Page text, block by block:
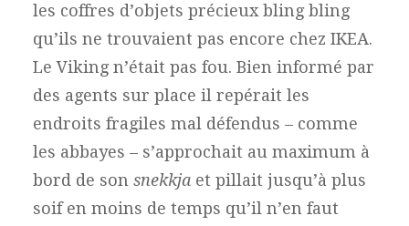
les coffres d’objets précieux bling bling
qu’ils ne trouvaient pas encore chez IKEA.
Le Viking n’était pas fou. Bien informé par
des agents sur place il repérait les
endroits fragiles mal défendus – comme
les abbayes – s’approchait au maximum à
bord de son snekkja et pillait jusqu’à plus
soif en moins de temps qu’il n’en faut